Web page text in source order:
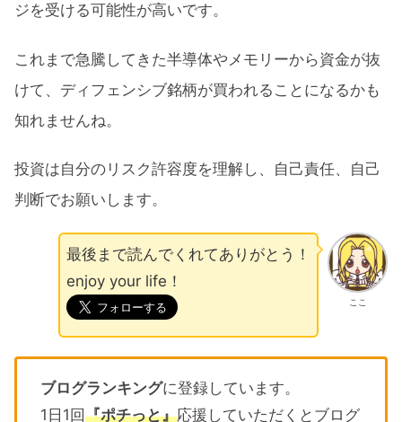
ジを受ける可能性が高いです。
これまで急騰してきた半導体やメモリーから資金が抜
けて、ディフェンシブ銘柄が買われることになるかも
知れませんね。
投資は自分のリスク許容度を理解し、自己責任、自己
判断でお願いします。
ここ
最後まで読んでくれてありがとう！
enjoy your life！
ブログランキングに登録しています。
1日1回『ポチっと』応援していただくとブログ